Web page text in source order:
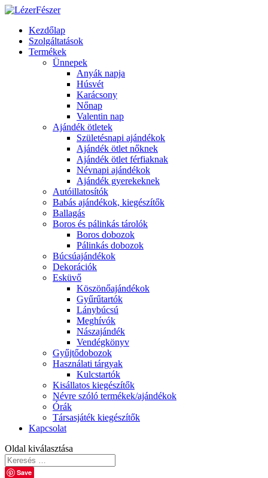
Kezdőlap
Szolgáltatások
Termékek
Ünnepek
Anyák napja
Húsvét
Karácsony
Nőnap
Valentin nap
Ajándék ötletek
Születésnapi ajándékok
Ajándék ötlet nőknek
Ajándék ötlet férfiaknak
Névnapi ajándékok
Ajándék gyerekeknek
Autóillatosítók
Babás ajándékok, kiegészítők
Ballagás
Boros és pálinkás tárolók
Boros dobozok
Pálinkás dobozok
Búcsúajándékok
Dekorációk
Esküvő
Köszönőajándékok
Gyűrűtartók
Lánybúcsú
Meghívók
Nászajándék
Vendégkönyv
Gyűjtődobozok
Használati tárgyak
Kulcstartók
Kisállatos kiegészítők
Névre szóló termékek/ajándékok
Órák
Társasjáték kiegészítők
Kapcsolat
Oldal kiválasztása
Save